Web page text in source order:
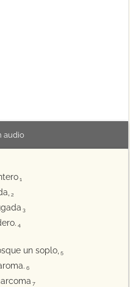
audio
1
2
3
4
un soplo, 5
6
7